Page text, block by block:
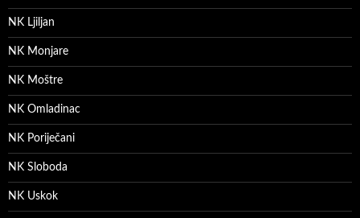
NK Ljiljan
NK Monjare
NK Moštre
NK Omladinac
NK Poriječani
NK Sloboda
NK Uskok